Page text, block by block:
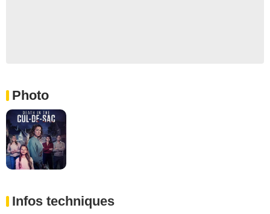
Photo
Infos techniques